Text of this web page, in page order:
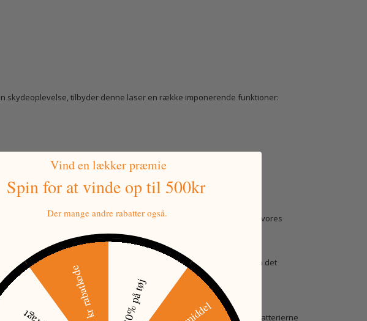
skydeoplevelse, tilbyder denne laser en række imponerende funktioner:
Gør dig klar til en forbedret og mere nøjagtig skydeoplevelse med vores
batterierne i beskyttelsesbøsningen; Hvis du ikke gør det, kan det
det kan forårsage beskadigelse af gevindene.
til det passer med laserens punkt. Fjern ”boresight” laseren, fjern batterierne
Vind en lækker præmie
Spin for at vindeop til 500kr
Der mange andre rabatter også.
30% på tøj
500 kr rabatkode